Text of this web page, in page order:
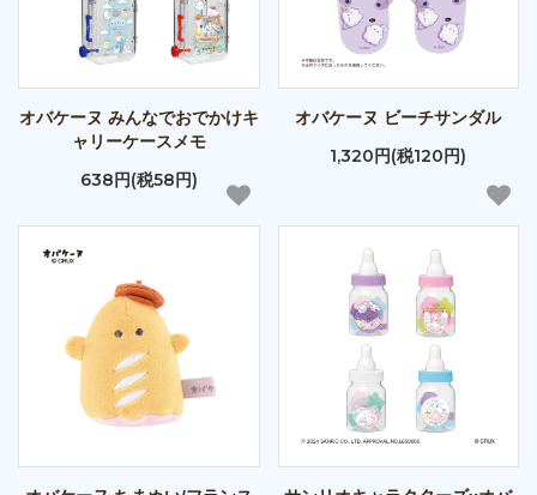
オバケーヌ みんなでおでかけキ
ャリーケースメモ
638円(税58円)
オバケーヌ ビーチサンダル
1,320円(税120円)